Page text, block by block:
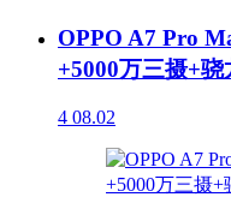
OPPO A7 Pro
+5000万三摄+骁
4 08.02